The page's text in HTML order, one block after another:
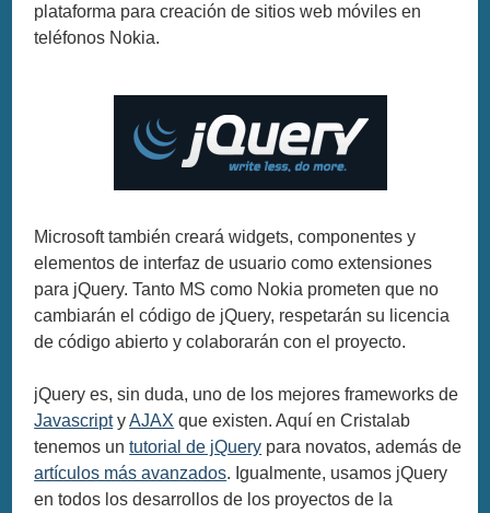
plataforma para creación de sitios web móviles en
teléfonos Nokia.
Microsoft también creará widgets, componentes y
elementos de interfaz de usuario como extensiones
para jQuery. Tanto MS como Nokia prometen que no
cambiarán el código de jQuery, respetarán su licencia
de código abierto y colaborarán con el proyecto.
jQuery es, sin duda, uno de los mejores frameworks de
JavascriptyAJAX que existen. Aquí en Cristalab
tenemos untutorial de jQuery para novatos, además de
artículos más avanzados. Igualmente, usamos jQuery
en todos los desarrollos de los proyectos de la